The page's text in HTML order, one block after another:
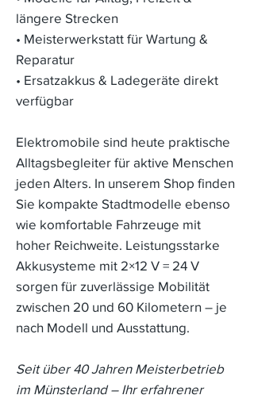
längere Strecken
• Meisterwerkstatt für Wartung &
Reparatur
• Ersatzakkus & Ladegeräte direkt
verfügbar
Elektromobile sind heute praktische
Alltagsbegleiter für aktive Menschen
jeden Alters. In unserem Shop finden
Sie kompakte Stadtmodelle ebenso
wie komfortable Fahrzeuge mit
hoher Reichweite. Leistungsstarke
Akkusysteme mit 2×12 V = 24 V
sorgen für zuverlässige Mobilität
zwischen 20 und 60 Kilometern – je
nach Modell und Ausstattung.
Seit über 40 Jahren Meisterbetrieb
im Münsterland – Ihr erfahrener